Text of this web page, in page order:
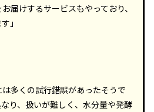
届けするサービスもやっており、
」
多くの試行錯誤があったそうで
り、扱いが難しく、水分量や発酵